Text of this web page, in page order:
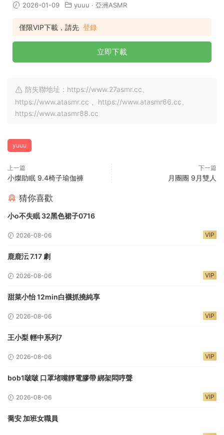
2026-01-09 yuuu · 亞洲ASMR
僅限VIP下載，請先 登錄
立即下載
防失聯地址：https://www.27asmr.cc、
https://www.atasmr.cc 、https://www.atasmr66.cc、
https://www.atasmr88.cc
yuuu
上一篇
小燦助眠 9.4椅子瑜伽褲
下一篇
月團團 9月雙人
猜你喜歡
小o不失眠 32黑色裙子0716
2026-08-06 VIP
鹿鹿沄 7.17 劇
2026-08-06 VIP
甜菜小怡 12min白襪抓撓純享
2026-08-06 VIP
王小梨 輕中系列7
2026-08-06 VIP
bob1啵啵 口罩堵嘴靜電膠帶 綁架悶哼聲
2026-08-06 VIP
喬安 加班女職員